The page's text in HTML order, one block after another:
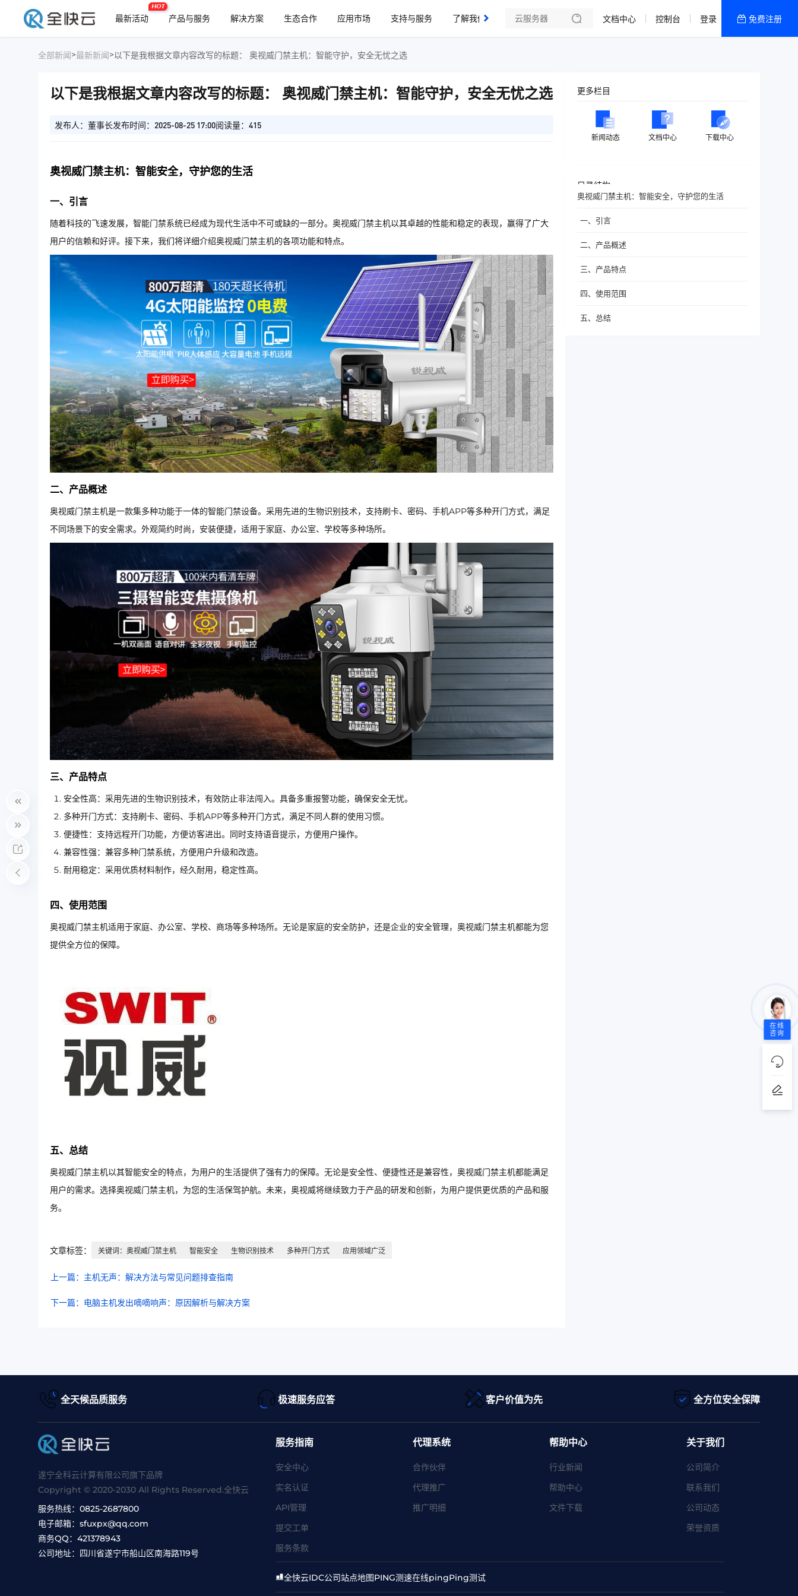
最新活动
HOT
产品与服务 解决方案 生态合作 应用市场 支持与服务
了解我们
文档中心 控制台 登录 免费注册
全部新闻>最新新闻> 以下是我根据文章内容改写的标题： 奥视威门禁主机：智能守护，安全无忧之选
以下是我根据文章内容改写的标题： 奥视威门禁主机：智能守护，安全无忧之选
发布人：董事长发布时间：2025-08-25 17:00阅读量：415
奥视威门禁主机：智能安全，守护您的生活
一、引言
随着科技的飞速发展，智能门禁系统已经成为现代生活中不可或缺的一部分。奥视威门禁主机以其卓越的性能和稳定的表现，赢得了广大
用户的信赖和好评。接下来，我们将详细介绍奥视威门禁主机的各项功能和特点。
二、产品概述
奥视威门禁主机是一款集多种功能于一体的智能门禁设备。采用先进的生物识别技术，支持刷卡、密码、手机APP等多种开门方式，满足
不同场景下的安全需求。外观简约时尚，安装便捷，适用于家庭、办公室、学校等多种场所。
三、产品特点
安全性高：采用先进的生物识别技术，有效防止非法闯入。具备多重报警功能，确保安全无忧。
多种开门方式：支持刷卡、密码、手机APP等多种开门方式，满足不同人群的使用习惯。
便捷性：支持远程开门功能，方便访客进出。同时支持语音提示，方便用户操作。
兼容性强：兼容多种门禁系统，方便用户升级和改造。
耐用稳定：采用优质材料制作，经久耐用，稳定性高。
四、使用范围
奥视威门禁主机适用于家庭、办公室、学校、商场等多种场所。无论是家庭的安全防护，还是企业的安全管理，奥视威门禁主机都能为您
提供全方位的保障。
五、总结
奥视威门禁主机以其智能安全的特点，为用户的生活提供了强有力的保障。无论是安全性、便捷性还是兼容性，奥视威门禁主机都能满足
用户的需求。选择奥视威门禁主机，为您的生活保驾护航。未来，奥视威将继续致力于产品的研发和创新，为用户提供更优质的产品和服
务。
文章标签： 关键词：奥视威门禁主机 智能安全 生物识别技术 多种开门方式 应用领域广泛
上一篇：主机无声：解决方法与常见问题排查指南
下一篇：电脑主机发出嘀嘀响声：原因解析与解决方案
更多栏目
新闻动态 文档中心 下载中心
目录结构
奥视威门禁主机：智能安全，守护您的生活
一、引言
二、产品概述
三、产品特点
四、使用范围
五、总结
全天候品质服务 极速服务应答 客户价值为先 全方位安全保障
遂宁全科云计算有限公司旗下品牌
Copyright © 2020-2030 All Rights Reserved.全快云
服务热线： 0825-2687800
电子邮箱： sfuxpx@qq.com
商务QQ： 421378943
公司地址： 四川省遂宁市船山区南海路119号
服务指南
安全中心
实名认证
API管理
提交工单
服务条款
代理系统
合作伙伴
代理推广
推广明细
帮助中心
行业新闻
帮助中心
文件下载
关于我们
公司简介
联系我们
公司动态
荣誉资质
全快云IDC公司站点地图PING测速在线pingPing测试
在线
咨询